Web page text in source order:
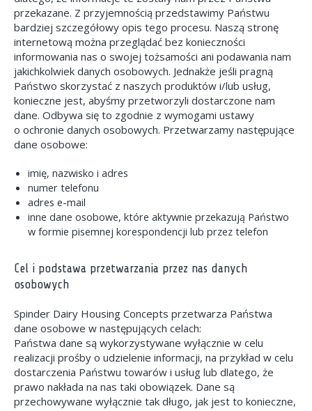
przekazane. Z przyjemnością przedstawimy Państwu
bardziej szczegółowy opis tego procesu. Naszą stronę
internetową można przeglądać bez konieczności
informowania nas o swojej tożsamości ani podawania nam
jakichkolwiek danych osobowych. Jednakże jeśli pragną
Państwo skorzystać z naszych produktów i/lub usług,
konieczne jest, abyśmy przetworzyli dostarczone nam
dane. Odbywa się to zgodnie z wymogami ustawy
o ochronie danych osobowych. Przetwarzamy następujące
dane osobowe:
imię, nazwisko i adres
numer telefonu
adres e-mail
inne dane osobowe, które aktywnie przekazują Państwo
w formie pisemnej korespondencji lub przez telefon
Cel i podstawa przetwarzania przez nas danych
osobowych
Spinder Dairy Housing Concepts przetwarza Państwa
dane osobowe w następujących celach:
Państwa dane są wykorzystywane wyłącznie w celu
realizacji prośby o udzielenie informacji, na przykład w celu
dostarczenia Państwu towarów i usług lub dlatego, że
prawo nakłada na nas taki obowiązek. Dane są
przechowywane wyłącznie tak długo, jak jest to konieczne,